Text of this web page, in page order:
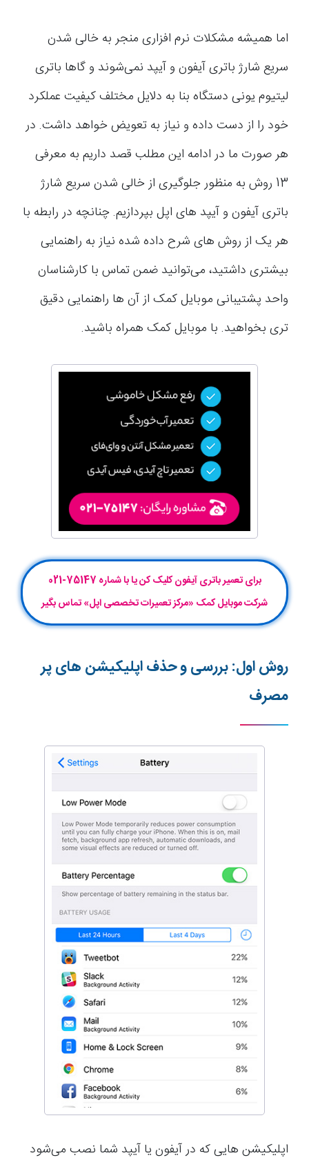
اما همیشه مشکلات نرم افزاری منجر به خالی شدن
سریع شارژ باتری آیفون و آیپد نمی‌شوند و گاها باتری
لیتیوم یونی دستگاه بنا به دلایل مختلف کیفیت عملکرد
خود را از دست داده و نیاز به تعویض خواهد داشت. در
هر صورت ما در ادامه این مطلب قصد داریم به معرفی
13 روش به منظور جلوگیری از خالی شدن سریع شارژ
باتری آیفون و آیپد های اپل بپردازیم. چنانچه در رابطه با
هر یک از روش های شرح داده شده نیاز به راهنمایی
بیشتری داشتید، می‌توانید ضمن تماس با کارشناسان
واحد پشتیبانی موبایل کمک از آن ها راهنمایی دقیق
تری بخواهید. با موبایل کمک همراه باشید.
برای تعمیر باتری آیفون کلیک کن یا با شماره 75147-021
شرکت موبایل‌ کمک «مرکز تعمیرات تخصصی اپل» تماس بگیر
روش اول: بررسی و حذف اپلیکیشن های پر
مصرف
اپلیکیشن هایی که در آیفون یا آیپد شما نصب می‌شود